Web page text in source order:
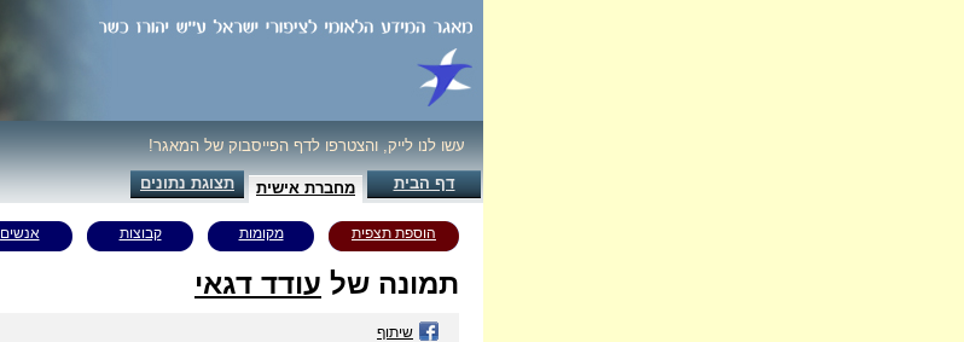
עשו לנו לייק, והצטרפו לדף הפייסבוק של המאגר!
דף הבית מחברת אישית תצוגת נתונים
הוספת תצפית מקומות קבוצות אנשים
תמונה של עודד דגאי
שיתוף